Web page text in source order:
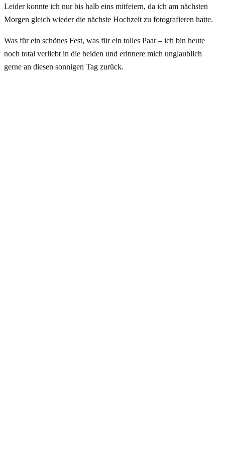
Leider konnte ich nur bis halb eins mitfeiern, da ich am nächsten
Morgen gleich wieder die nächste Hochzeit zu fotografieren hatte.
Was für ein schönes Fest, was für ein tolles Paar – ich bin heute
noch total verliebt in die beiden und erinnere mich unglaublich
gerne an diesen sonnigen Tag zurück.